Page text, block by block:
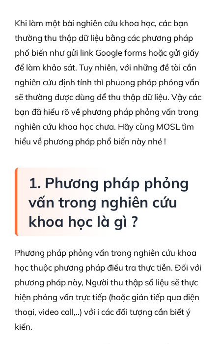
Khi làm một bài nghiên cứu khoa học, các bạn
thường thu thập dữ liệu bằng các phương pháp
phổ biến như gửi link Google forms hoặc gửi giấy
để làm khảo sát. Tuy nhiên, với những đề tài cần
nghiên cứu định tính thì phuong pháp phỏng vấn
sẽ thường được dùng để thu thập dữ liệu. Vậy các
bạn đã hiểu rõ về phương pháp phỏng vấn trong
nghiên cứu khoa học chưa. Hãy cùng MOSL tìm
hiểu về phương pháp phổ biến này nhé !
1. Phương pháp phỏng
vấn trong nghiên cứu
khoa học là gì ?
Phương pháp phỏng vấn trong nghiên cứu khoa
học thuộc phương pháp điều tra thực tiễn. Đối với
phương pháp này, Người thu thập số liệu sẽ thực
hiện phỏng vấn trực tiếp (hoặc gián tiếp qua điện
thoại, video call,..) với i các đối tượng cần biết ý
kiến.